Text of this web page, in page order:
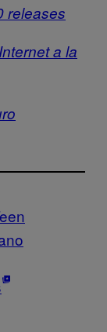
releases
a la